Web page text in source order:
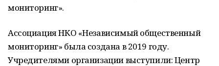
мониторинг».
Ассоциация НКО «Независимый общественный
мониторинг» была создана в 2019 году.
Учредителями организации выступили: Центр